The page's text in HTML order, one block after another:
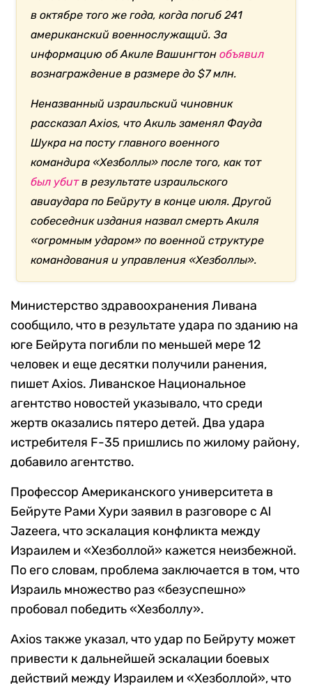
в октябре того же года, когда погиб 241
американский военнослужащий. За
информацию об Акиле Вашингтонобъявил
вознаграждение в размере до $7 млн.
Неназванный израильский чиновник
рассказал Axios, что Акиль заменял Фауда
Шукра на посту главного военного
командира «Хезболлы» после того, как тот
был убитв результате израильского
авиаудара по Бейруту в конце июля. Другой
собеседник издания назвал смерть Акиля
«огромным ударом» по военной структуре
командования и управления «Хезболлы».
Министерство здравоохранения Ливана
сообщило, что в результате удара по зданию на
юге Бейрута погибли по меньшей мере 12
человек и еще десятки получили ранения,
пишет Axios. Ливанское Национальное
агентство новостей указывало, что среди
жертв оказались пятеро детей. Два удара
истребителя F-35 пришлись по жилому району,
добавило агентство.
Профессор Американского университета в
Бейруте Рами Хури заявил в разговоре с Al
Jazeera, что эскалация конфликта между
Израилем и «Хезболлой» кажется неизбежной.
По его словам, проблема заключается в том, что
Израиль множество раз «безуспешно»
пробовал победить «Хезболлу».
Axios также указал, что удар по Бейруту может
привести к дальнейшей эскалации боевых
действий между Израилем и «Хезболлой», что